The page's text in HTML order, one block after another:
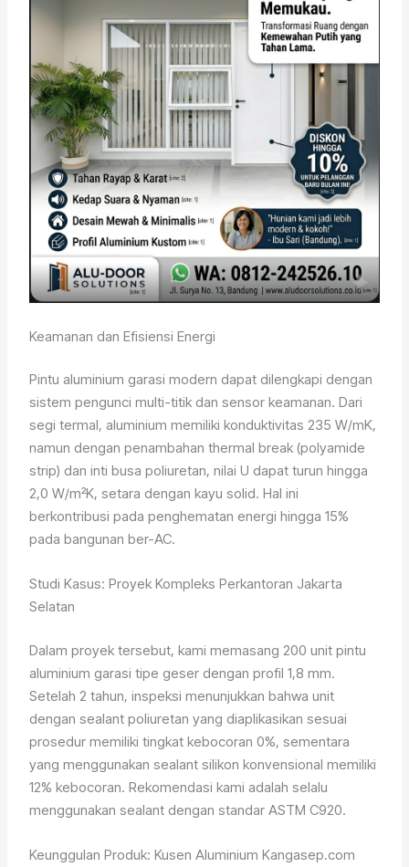
Keamanan dan Efisiensi Energi
Pintu aluminium garasi modern dapat dilengkapi dengan
sistem pengunci multi-titik dan sensor keamanan. Dari
segi termal, aluminium memiliki konduktivitas 235 W/mK,
namun dengan penambahan thermal break (polyamide
strip) dan inti busa poliuretan, nilai U dapat turun hingga
2,0 W/m²K, setara dengan kayu solid. Hal ini
berkontribusi pada penghematan energi hingga 15%
pada bangunan ber-AC.
Studi Kasus: Proyek Kompleks Perkantoran Jakarta
Selatan
Dalam proyek tersebut, kami memasang 200 unit pintu
aluminium garasi tipe geser dengan profil 1,8 mm.
Setelah 2 tahun, inspeksi menunjukkan bahwa unit
dengan sealant poliuretan yang diaplikasikan sesuai
prosedur memiliki tingkat kebocoran 0%, sementara
yang menggunakan sealant silikon konvensional memiliki
12% kebocoran. Rekomendasi kami adalah selalu
menggunakan sealant dengan standar ASTM C920.
Keunggulan Produk: Kusen Aluminium Kangasep.com